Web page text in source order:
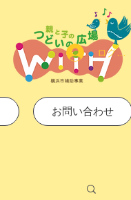
ログイン
お問い合わせ